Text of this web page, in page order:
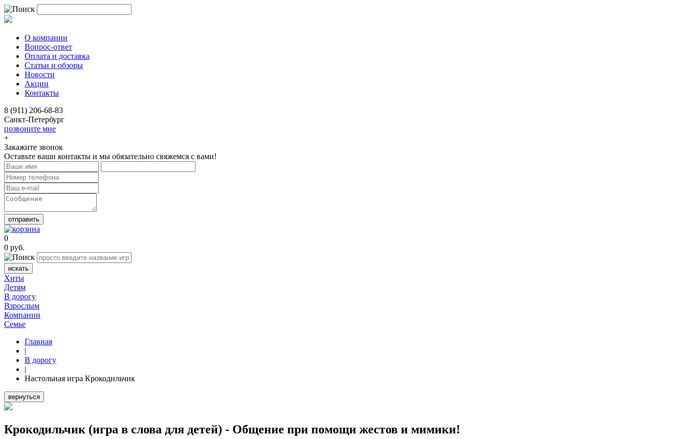
О компании
Вопрос-ответ
Оплата и доставка
Статьи и обзоры
Новости
Акции
Контакты
8 (911) 206-68-83
Санкт-Петербург
позвоните мне
+
Закажите звонок
Оставьте ваши контакты и мы обязательно свяжемся с вами!
отправить
0
0 руб.
искать
Хиты
Детям
В дорогу
Взрослым
Компании
Семье
Главная
|
В дорогу
|
Настольная игра Крокодильчик
вернуться
Крокодильчик (игра в слова для детей) - Общение при помощи жестов и мимики!